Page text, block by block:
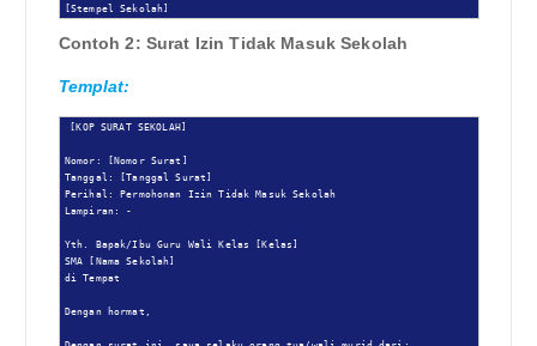
[Stempel Sekolah]
Contoh 2: Surat Izin Tidak Masuk Sekolah
Templat:
[KOP SURAT SEKOLAH]
Nomor: [Nomor Surat]
Tanggal: [Tanggal Surat]
Perihal: Permohonan Izin Tidak Masuk Sekolah
Lampiran: -
Yth. Bapak/Ibu Guru Wali Kelas [Kelas]
SMA [Nama Sekolah]
di Tempat
Dengan hormat,